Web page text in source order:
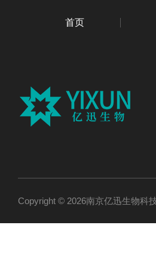
首页
Copyright © 2026南京亿迅生物